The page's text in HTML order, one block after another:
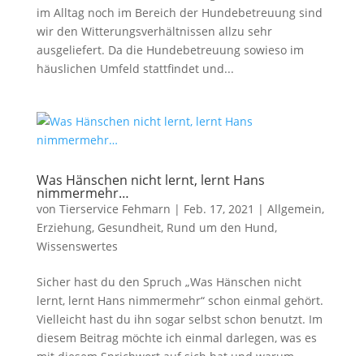
im Alltag noch im Bereich der Hundebetreuung sind
wir den Witterungsverhältnissen allzu sehr
ausgeliefert. Da die Hundebetreuung sowieso im
häuslichen Umfeld stattfindet und...
Was Hänschen nicht lernt, lernt Hans
nimmermehr…
von Tierservice Fehmarn | Feb. 17, 2021 | Allgemein,
Erziehung, Gesundheit, Rund um den Hund,
Wissenswertes
Sicher hast du den Spruch „Was Hänschen nicht
lernt, lernt Hans nimmermehr“ schon einmal gehört.
Vielleicht hast du ihn sogar selbst schon benutzt. Im
diesem Beitrag möchte ich einmal darlegen, was es